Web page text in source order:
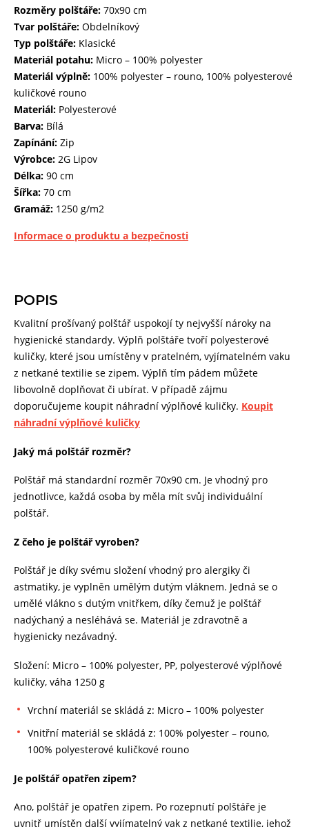
POPIS
Kvalitní prošívaný polštář uspokojí ty nejvyšší nároky na
hygienické standardy. Výplň polštáře tvoří polyesterové
kuličky, které jsou umístěny v pratelném, vyjímatelném vaku
z netkané textilie se zipem. Výplň tím pádem můžete
libovolně doplňovat či ubírat. V případě zájmu
doporučujeme koupit náhradní výplňové kuličky. Koupit
náhradní výplňové kuličky
Jaký má polštář rozměr?
Polštář má standardní rozměr 70x90 cm. Je vhodný pro
jednotlivce, každá osoba by měla mít svůj individuální
polštář.
Z čeho je polštář vyroben?
Polštář je díky svému složení vhodný pro alergiky či
astmatiky, je vyplněn umělým dutým vláknem. Jedná se o
umělé vlákno s dutým vnitřkem, díky čemuž je polštář
nadýchaný a nesléhává se. Materiál je zdravotně a
hygienicky nezávadný.
Složení: Micro – 100% polyester, PP, polyesterové výplňové
kuličky, váha 1250 g
Vrchní materiál se skládá z: Micro – 100% polyester
Vnitřní materiál se skládá z: 100% polyester – rouno,
100% polyesterové kuličkové rouno
Je polštář opatřen zipem?
Ano, polštář je opatřen zipem. Po rozepnutí polštáře je
uvnitř umístěn další vyjímatelný vak z netkané textilie, jehož
Rozměry polštáře: 70x90 cm
Tvar polštáře: Obdelníkový
Typ polštáře: Klasické
Materiál potahu: Micro – 100% polyester
Materiál výplně: 100% polyester – rouno, 100% polyesterové
kuličkové rouno
Materiál: Polyesterové
Barva: Bílá
Zapínání: Zip
Výrobce: 2G Lipov
Délka: 90 cm
Šířka: 70 cm
Gramáž: 1250 g/m2
Informace o produktu a bezpečnosti